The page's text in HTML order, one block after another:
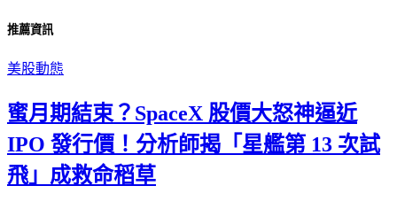
推薦資訊
美股動態
蜜月期結束？SpaceX 股價大怒神逼近
IPO 發行價！分析師揭「星艦第 13 次試
飛」成救命稻草